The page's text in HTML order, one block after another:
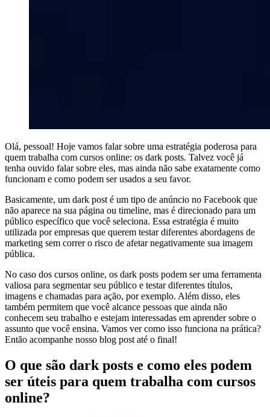
Olá, pessoal! Hoje vamos falar sobre uma estratégia poderosa para
quem trabalha com cursos online: os dark posts. Talvez você já
tenha ouvido falar sobre eles, mas ainda não sabe exatamente como
funcionam e como podem ser usados a seu favor.
Basicamente, um dark post é um tipo de anúncio no Facebook que
não aparece na sua página ou timeline, mas é direcionado para um
público específico que você seleciona. Essa estratégia é muito
utilizada por empresas que querem testar diferentes abordagens de
marketing sem correr o risco de afetar negativamente sua imagem
pública.
No caso dos cursos online, os dark posts podem ser uma ferramenta
valiosa para segmentar seu público e testar diferentes títulos,
imagens e chamadas para ação, por exemplo. Além disso, eles
também permitem que você alcance pessoas que ainda não
conhecem seu trabalho e estejam interessadas em aprender sobre o
assunto que você ensina. Vamos ver como isso funciona na prática?
Então acompanhe nosso blog post até o final!
O que são dark posts e como eles podem
ser úteis para quem trabalha com cursos
online?